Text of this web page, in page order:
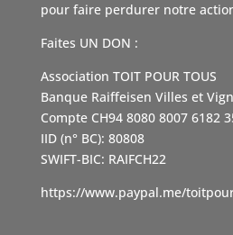
pour faire perdurer notre
Faites UN DON :
Association TOIT POUR TOUS
Banque Raiffeisen Villes et
Compte CH94 8080 8007 6182
IID (n° BC): 80808
SWIFT-BIC: RAIFCH22
https://www.paypal.me/